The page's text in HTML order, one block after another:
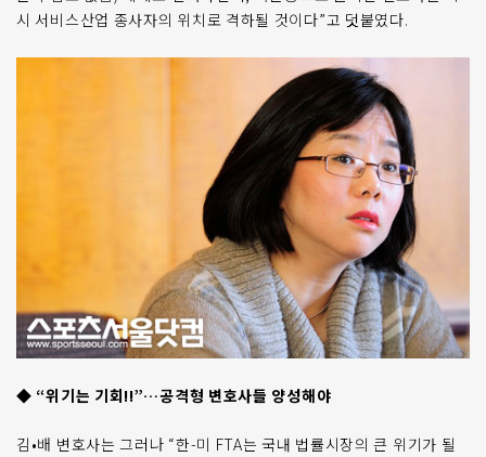
시 서비스산업 종사자의 위치로 격하될 것이다”고 덧붙였다.
◆ “위기는 기회!!”…공격형 변호사들 양성해야
김•배 변호사는 그러나 “한-미 FTA는 국내 법률시장의 큰 위기가 될